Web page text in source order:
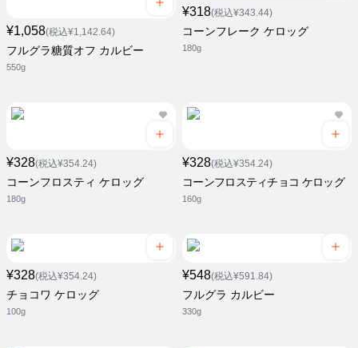
¥1,058(税込¥1,142.64)
フルグラ糖質オフ カルビー
550g
¥318(税込¥343.44)
コーンフレーク ケロッグ
180g
¥328(税込¥354.24)
コーンフロスティ ケロッグ
180g
¥328(税込¥354.24)
コーンフロスティチョコ ケロッグ
160g
¥328(税込¥354.24)
チョコワ ケロッグ
100g
¥548(税込¥591.84)
フルグラ カルビー
330g